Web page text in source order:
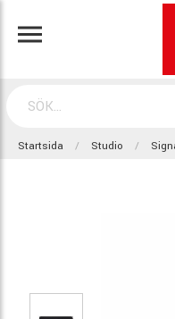
Startsida Studio